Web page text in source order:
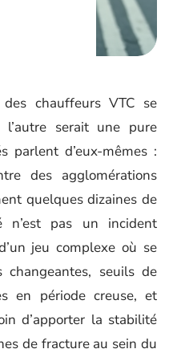
chauffeurs VTC se
serait une pure
parlent d’eux-mêmes :
des agglomérations
quelques dizaines de
n’est pas un incident
jeu complexe où se
seuils de
en période creuse, et
d’apporter la stabilité
de fracture au sein du